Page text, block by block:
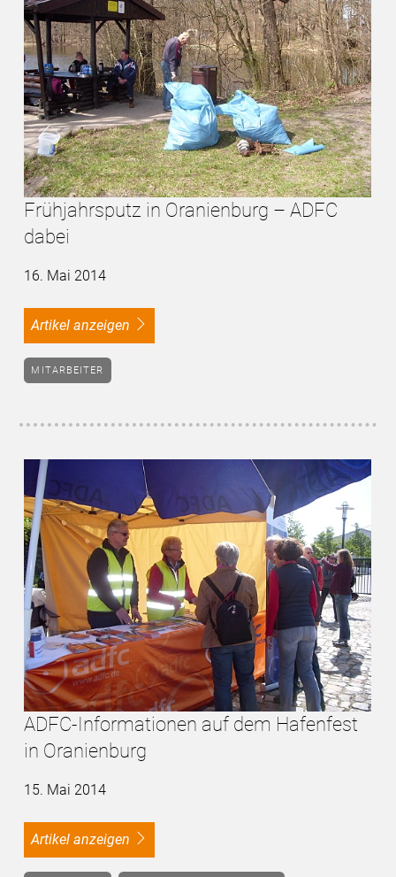
Frühjahrsputz in Oranienburg – ADFC
dabei
16. Mai 2014
Artikel anzeigen
MITARBEITER
ADFC-Informationen auf dem Hafenfest
in Oranienburg
15. Mai 2014
Artikel anzeigen